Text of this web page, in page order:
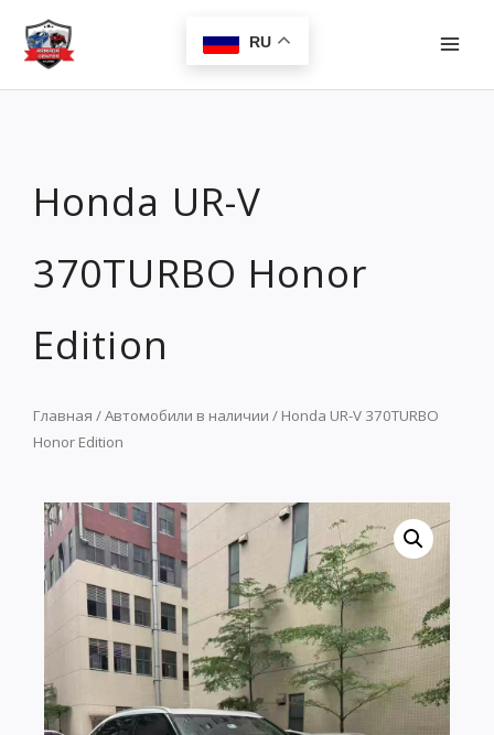
Перейти
содержимому
RU
Honda UR-V
370TURBO Honor
Edition
Главная /Автомобили в наличии / Honda UR-V 370TURBO
Honor Edition